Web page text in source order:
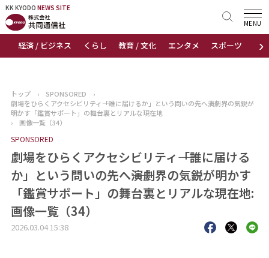
KK KYODO NEWS SITE
›
経済 / ビジネス くらし 教育 / 文化 エンタメ スポーツ 地域
MENU
KK KYODONEWS SITE
トップページ
ニュース
おすすめコンテンツ
出版物
会社概要
トップ › SPONSORED
›
劇場をひらくアクセシビリティ――「誰に届けるか」という問いの先へ――演劇界の気鋭が
明かす「鑑賞サポート」の舞台裏とリアルな現在地
›
画像一覧（34）
SPONSORED
劇場をひらくアクセシビリティ――「誰に届ける
か」という問いの先へ――演劇界の気鋭が明かす
「鑑賞サポート」の舞台裏とリアルな現在地:
画像一覧（34）
2026.03.04 15:38